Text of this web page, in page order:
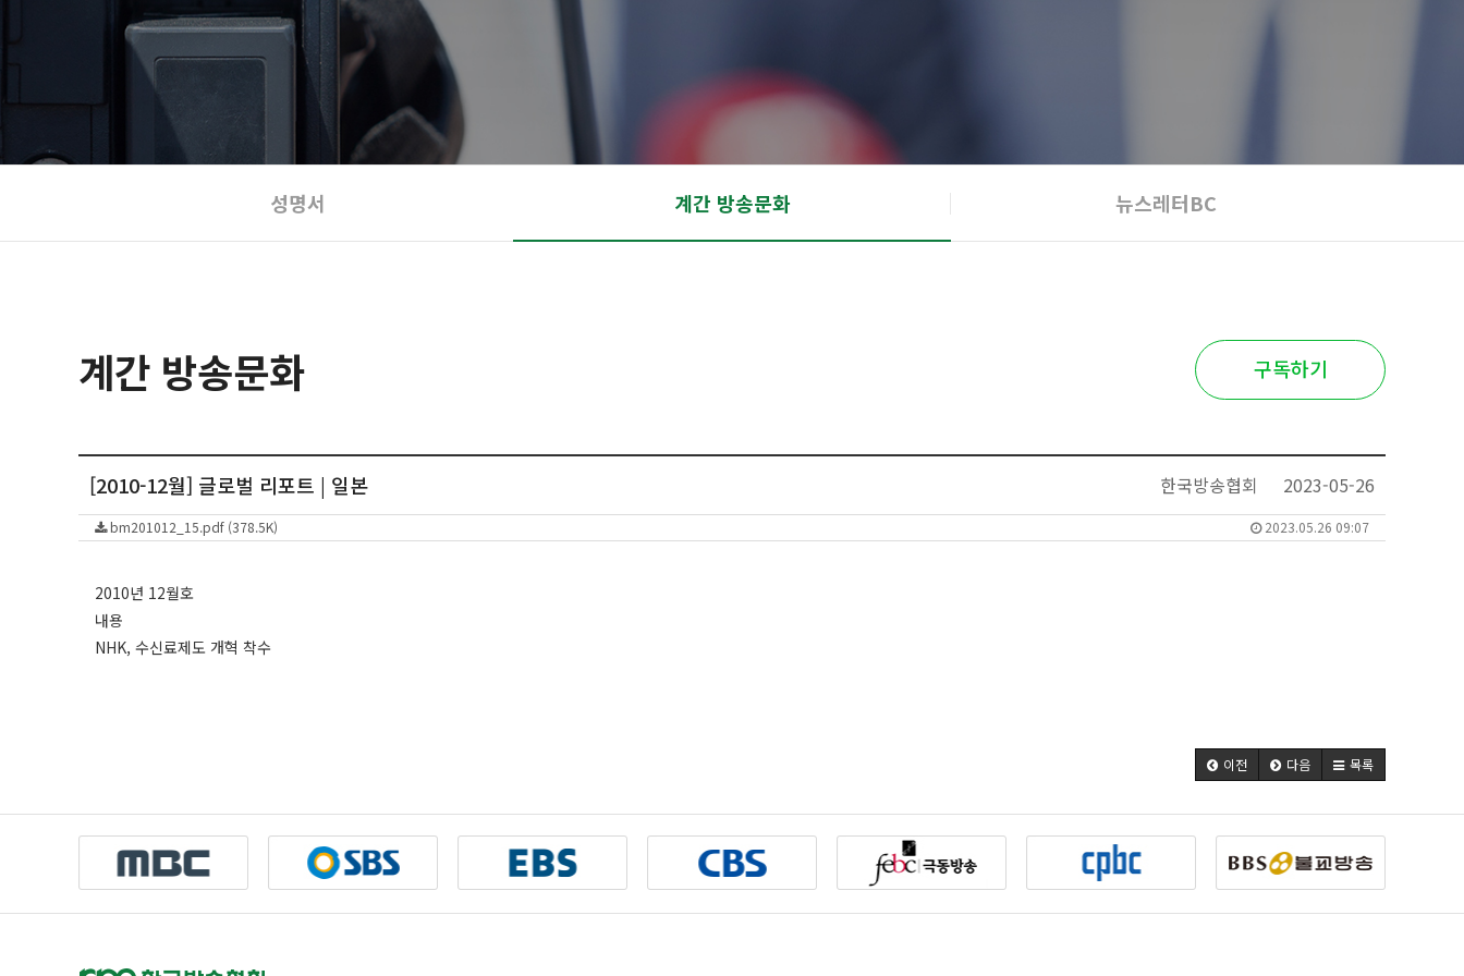
성명서 계간 방송문화 뉴스레터BC
계간 방송문화 구독하기
[2010-12월] 글로벌 리포트 | 일본 한국방송협회 2023-05-26
2023.05.26 09:07
bm201012_15.pdf (378.5K)
2010년 12월호
내용
NHK, 수신료제도 개혁 착수
이전 다음 목록